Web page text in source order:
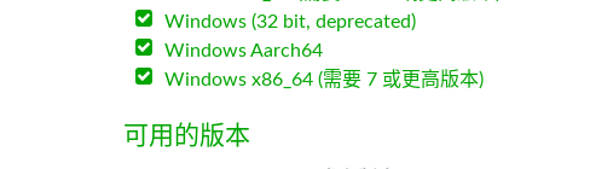
Windows (32 bit, deprecated)
Windows Aarch64
Windows x86_64 (需要 7 或更高版本)
可用的版本